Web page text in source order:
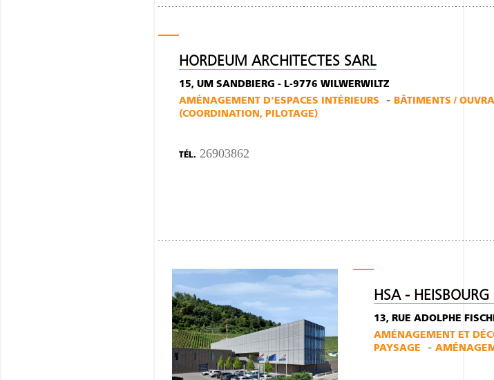
HORDEUM ARCHITECTES SARL
15, UM SANDBIERG - L-9776 WILWERWILTZ
AMÉNAGEMENT D'ESPACES INTÉRIEURS
BÂTIMENTS /
(COORDINATION, PILOTAGE)
TÉL. 26903862
HSA -
13, RUE ADOLPHE
AMÉNAGEMENT ET
PAYSAGE